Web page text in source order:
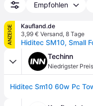
Empfohlen
ANZEIGE
Kaufland.de
3,99 € Versand, 8 Tage
Techinn
Niedrigster Preis
Hiditec Sm10 60w Pc